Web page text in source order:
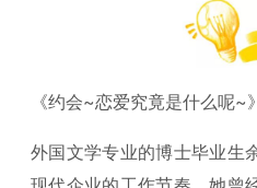
《约会~恋爱究竟是什么呢~
外国文学专业的博士毕业生